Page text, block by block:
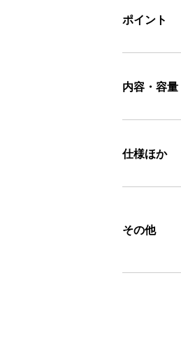
ポイント
内容・容量
仕様ほか
その他